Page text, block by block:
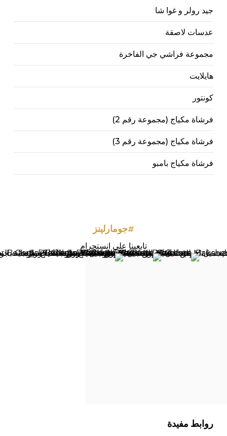
جيد رولر و غوا شا
عدسات لاصقة
مجموعة فراشي جي الفاخرة
هايلايت
كونتور
فرشاة مكياج (مجموعة رقم 2)
فرشاة مكياج (مجموعة رقم 3)
فرشاة مكياج بامبو
#جومارلينز
تابعينا على انستجرام
روابط مفيدة